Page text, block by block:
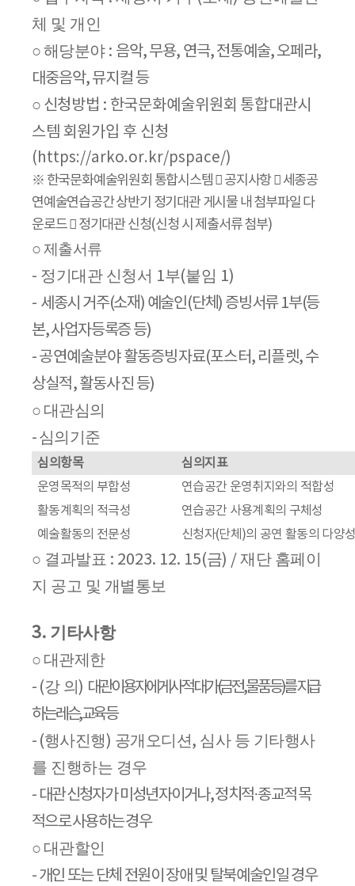
체 및 개인
○해당분야 : 음악,무용, 연극,전통예술,오페라,
대중음악,뮤지컬 등
○ 신청방법 : 한국문화예술위원회 통합대관시
스템 회원가입 후 신청
(https://arko.or.kr/pspace/)
※ 한국문화예술위원회 통합시스템  공지사항 세종공
연예술연습공간 상반기 정기대관 게시물 내 첨부파일 다
운로드 정기대관 신청(신청 시 제출서류 첨부)
○제출서류
- 정기대관 신청서 1부(붙임 1)
- 세종시 거주(소재) 예술인(단체) 증빙서류1부(등
본,사업자등록증 등)
-공연예술분야 활동증빙자료(포스터, 리플렛,수
상실적,활동사진 등)
○ 대관심의
-심의기준
심의항목
심의지표
운영목적의 부합성
연습공간 운영취지와의 적합성
활동계획의 적극성
연습공간 사용계획의 구체성
예술활동의 전문성
신청자(단체 )의 공연 활동의 다양
○ 결과발표 : 2023. 12. 15(금) / 재단 홈페이
지 공고 및 개별통보
3. 기타사항
○ 대관제한
- (강 의 ) 대관 이용자에게 사적 대가(금전,물품 등)를 지급
하는 레슨,교육 등
- (행사진행) 공개오디션, 심사 등 기타행사
를 진행하는 경우
- 대관 신청자가 미성년자이거나,정치적·종교적 목
적으로 사용하는 경우
○ 대관할인
-개인 또는 단체 전원이 장애 및 탈북예술인일 경우